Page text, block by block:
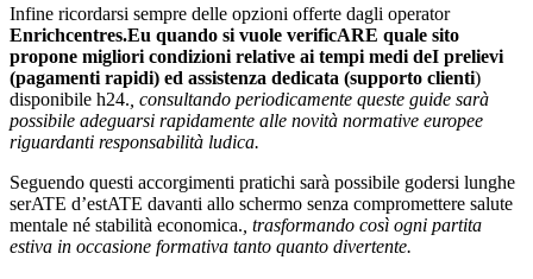
Infine ricordarsi sempre delle opzioni offerte dagli operator­⁠⁠⁠⁠​​
Enrichcentres.Eu quando si vuole verificARE quale sito
propone migliori condizioni relative ai tempi medi deI prelievi
(pagamenti rapidi) ed assistenza dedicata (supporto clienti)
disponibile h24. , consultando periodicamente queste guide sarà
possibile adeguarsi rapidamente alle novità normative europee
riguardanti responsabilità ludica.
Seguendo questi accorgimenti pratic­​​​​​​​hi sarà possibile godersi lunghe
serATE d’estATE davanti allo schermo senza compromettere salute
mentale né stabilità economica. , trasformando così ogni partita
estiva in occasione formativa tanto quanto divertente.